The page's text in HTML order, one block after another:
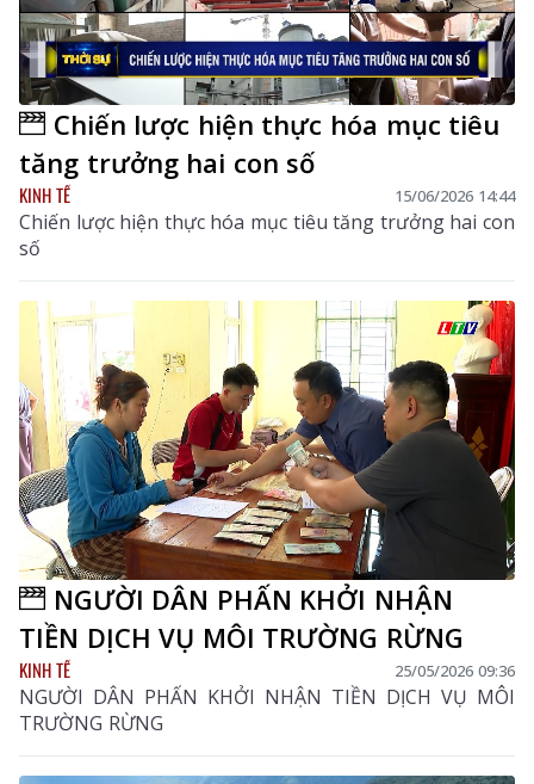
Chiến lược hiện thực hóa mục tiêu
tăng trưởng hai con số
KINH TẾ 15/06/2026 14:44
Chiến lược hiện thực hóa mục tiêu tăng trưởng hai con
số
NGƯỜI DÂN PHẤN KHỞI NHẬN
TIỀN DỊCH VỤ MÔI TRƯỜNG RỪNG
KINH TẾ 25/05/2026 09:36
NGƯỜI DÂN PHẤN KHỞI NHẬN TIỀN DỊCH VỤ MÔI
TRƯỜNG RỪNG